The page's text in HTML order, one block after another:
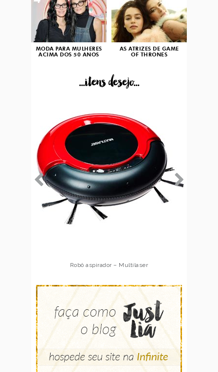
MODA PARA MULHERES
ACIMA DOS 50 ANOS
AS ATRIZES DE GAME
OF THRONES
...itens desejo...
Robô aspirador – Multilaser